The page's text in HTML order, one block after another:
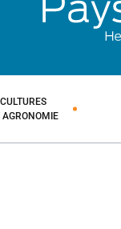
CULTURES
AGRONOMIE